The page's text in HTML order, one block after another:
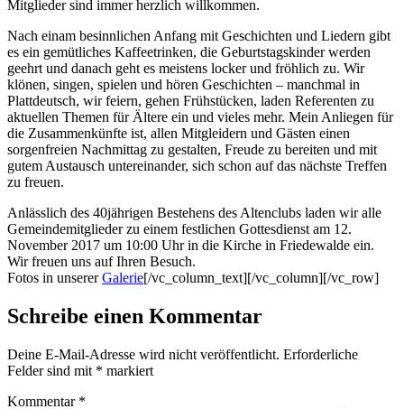
Mitglieder sind immer herzlich willkommen.
Nach einam besinnlichen Anfang mit Geschichten und Liedern gibt
es ein gemütliches Kaffeetrinken, die Geburtstagskinder werden
geehrt und danach geht es meistens locker und fröhlich zu. Wir
klönen, singen, spielen und hören Geschichten – manchmal in
Plattdeutsch, wir feiern, gehen Frühstücken, laden Referenten zu
aktuellen Themen für Ältere ein und vieles mehr. Mein Anliegen für
die Zusammenkünfte ist, allen Mitgleidern und Gästen einen
sorgenfreien Nachmittag zu gestalten, Freude zu bereiten und mit
gutem Austausch untereinander, sich schon auf das nächste Treffen
zu freuen.
Anlässlich des 40jährigen Bestehens des Altenclubs laden wir alle
Gemeindemitglieder zu einem festlichen Gottesdienst am 12.
November 2017 um 10:00 Uhr in die Kirche in Friedewalde ein.
Wir freuen uns auf Ihren Besuch.
Fotos in unsererGalerie[/vc_column_text][/vc_column][/vc_row]
Schreibe einen Kommentar
Deine E-Mail-Adresse wird nicht veröffentlicht. Erforderliche
Felder sind mit * markiert
Kommentar *